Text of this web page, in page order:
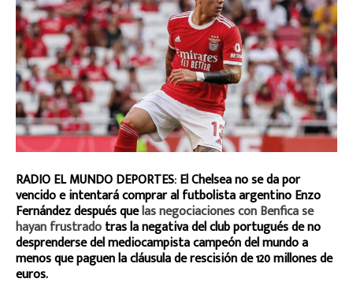
RADIO EL MUNDO DEPORTES: El Chelsea no se da por
vencido e intentará comprar al futbolista argentino Enzo
Fernández después quelas negociaciones con Benfica se
hayan frustradotras la negativa del club portugués de no
desprenderse del mediocampista campeón del mundo a
menos que paguen la cláusula de rescisión de 120 millones de
euros.